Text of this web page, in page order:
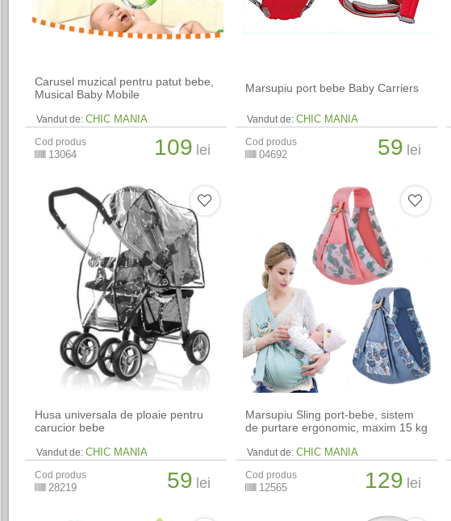
Carusel muzical pentru patut bebe,
Musical Baby Mobile
Vandut de: CHIC MANIA
Cod produs
13064 109 lei
Marsupiu port bebe Baby Carriers
Vandut de: CHIC MANIA
Cod produs
04692 59 lei
Husa universala de ploaie pentru
carucior bebe
Vandut de: CHIC MANIA
Cod produs
28219 59 lei
Marsupiu Sling port-bebe, sistem
de purtare ergonomic, maxim 15 kg
Vandut de: CHIC MANIA
Cod produs
12565 129 lei